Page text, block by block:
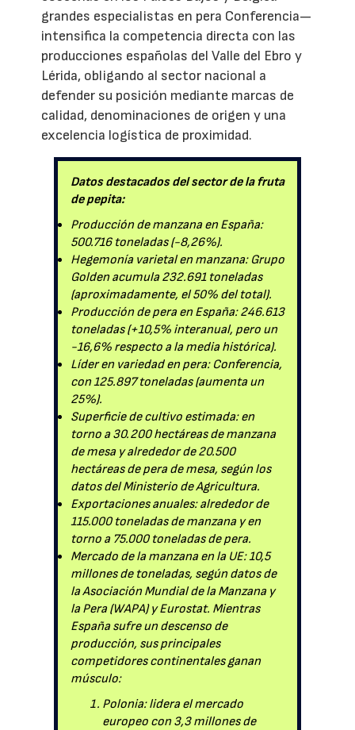
grandes especialistas en pera Conferencia—
intensifica la competencia directa con las
producciones españolas del Valle del Ebro y
Lérida, obligando al sector nacional a
defender su posición mediante marcas de
calidad, denominaciones de origen y una
excelencia logística de proximidad.
Datos destacados del sector de la fruta
de pepita:
Producción de manzana en España:
500.716 toneladas (-8,26%).
Hegemonía varietal en manzana: Grupo
Golden acumula 232.691 toneladas
(aproximadamente, el 50% del total).
Producción de pera en España: 246.613
toneladas (+10,5% interanual, pero un
-16,6% respecto a la media histórica).
Líder en variedad en pera: Conferencia,
con 125.897 toneladas (aumenta un
25%).
Superficie de cultivo estimada: en
torno a 30.200 hectáreas de manzana
de mesa y alrededor de 20.500
hectáreas de pera de mesa, según los
datos del Ministerio de Agricultura.
Exportaciones anuales: alrededor de
115.000 toneladas de manzana y en
torno a 75.000 toneladas de pera.
Mercado de la manzana en la UE: 10,5
millones de toneladas, según datos de
la Asociación Mundial de la Manzana y
la Pera (WAPA) y Eurostat. Mientras
España sufre un descenso de
producción, sus principales
competidores continentales ganan
músculo:
Polonia: lidera el mercado
europeo con 3,3 millones de